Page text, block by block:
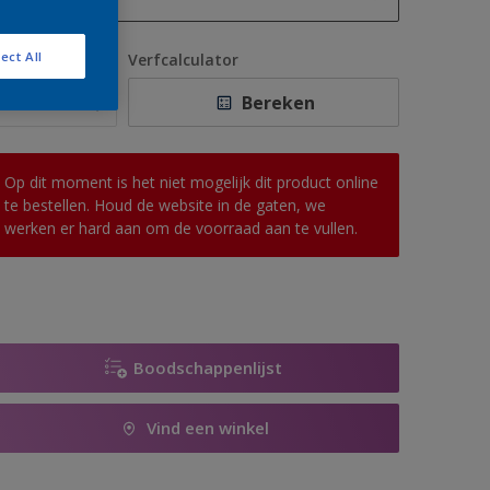
1 L
2,5 L
10 L
Verfcalculator
Bereken
Op dit moment is het niet mogelijk dit product online
te bestellen. Houd de website in de gaten, we
werken er hard aan om de voorraad aan te vullen.
Boodschappenlijst
Vind een winkel
All